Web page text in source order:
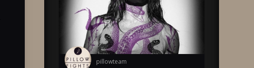
pillowteam